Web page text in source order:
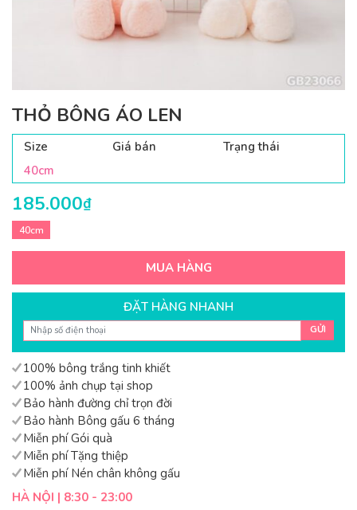
THỎ BÔNG ÁO LEN
Size Giá bán
Trạng thái
40cm
185.000₫
40cm
MUA HÀNG
ĐẶT HÀNG NHANH
GỬI
100% bông trắng tinh khiết
100% ảnh chụp tại shop
Bảo hành đường chỉ trọn đời
Bảo hành Bông gấu 6 tháng
Miễn phí Gói quà
Miễn phí Tặng thiệp
Miễn phí Nén chân không gấu
HÀ NỘI | 8:30 - 23:00